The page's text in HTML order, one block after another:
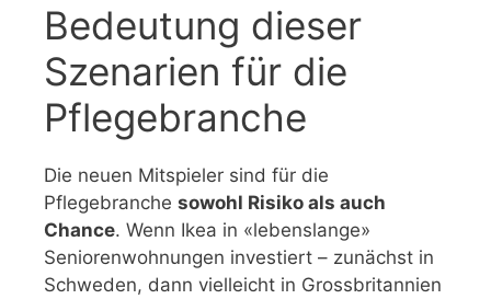
Bedeutung dieser
Szenarien für die
Pflegebranche
Die neuen Mitspieler sind für die
Pflegebranche sowohl Risiko als auch
Chance. Wenn Ikea in «lebenslange»
Seniorenwohnungen investiert – zunächst in
Schweden, dann vielleicht in Grossbritannien